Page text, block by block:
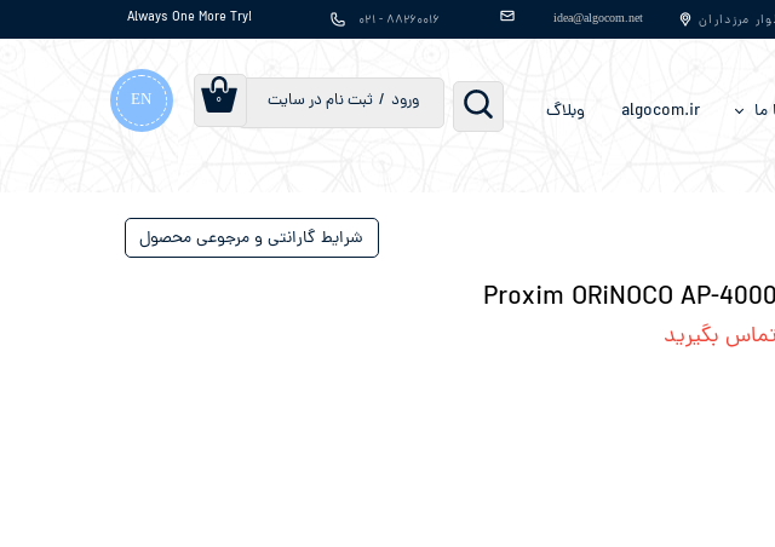
Always One More Try! ۸۸۲۶۰۰۱۶ - ۰۲۱ ​​​​​​​​​​​​​​idea@algocom.net مرزداران
algocom.ir وبلاگ ورود / ثبت نام در سایت
سفارشات
۰ EN
Proxim ORiNOCO AP-4000
بگیرید
شرایط گارانتی و مرجوعی محصول